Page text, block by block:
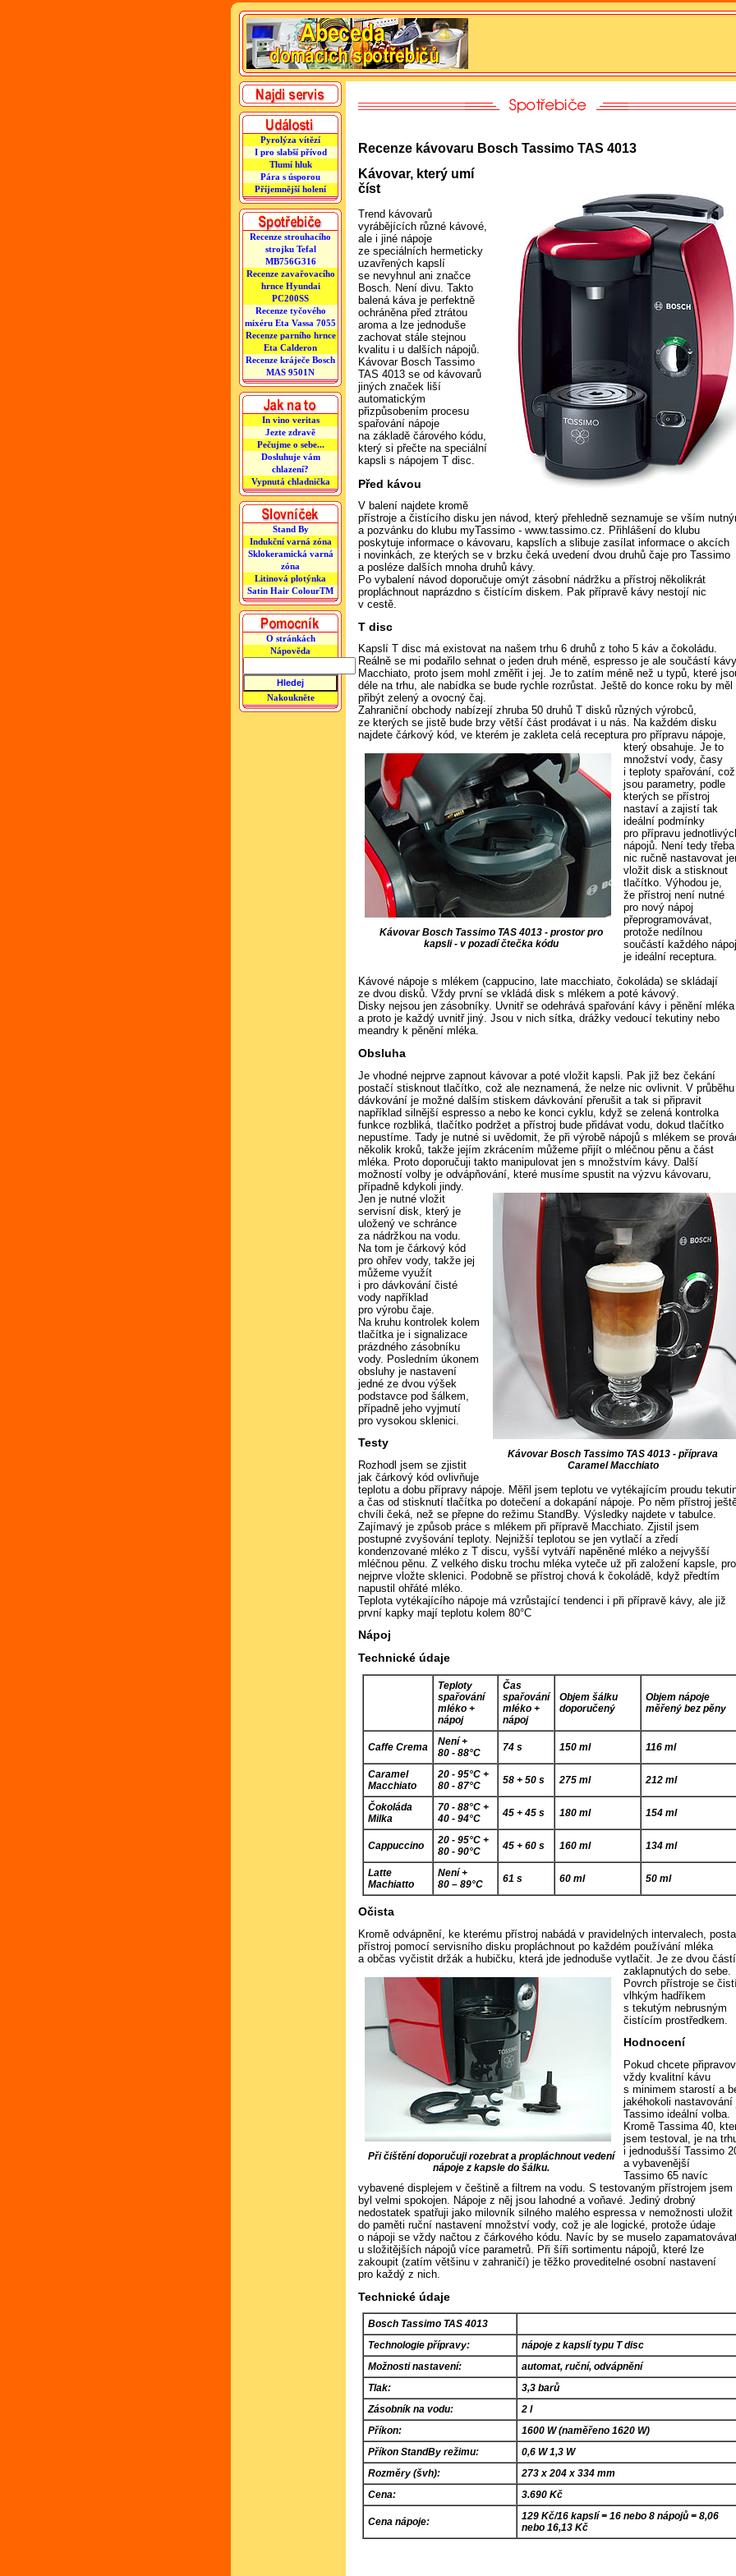
Pyrolýza vítězí
I pro slabší přívod
Tlumí hluk
Pára s úsporou
Příjemnější holení
Recenze strouhacího
strojku Tefal
MB756G316
Recenze zavařovacího
hrnce Hyundai
PC200SS
Recenze tyčového
mixéru Eta Vassa 7055
Recenze parního hrnce
Eta Calderon
Recenze kráječe Bosch
MAS 9501N
In vino veritas
Jezte zdravě
Pečujme o sebe...
Dosluhuje vám
chlazení?
Vypnutá chladnička
Stand By
Indukční varná zóna
Sklokeramická varná
zóna
Litinová plotýnka
Satin Hair ColourTM
O stránkách
Nápověda
Nakoukněte
Recenze kávovaru Bosch Tassimo TAS 4013
Kávovar, který umí
číst
Trend kávovarů
vyrábějících různé kávové,
ale i jiné nápoje
ze speciálních hermeticky
uzavřených kapslí
se nevyhnul ani značce
Bosch. Není divu. Takto
balená káva je perfektně
ochráněna před ztrátou
aroma a lze jednoduše
zachovat stále stejnou
kvalitu i u dalších nápojů.
Kávovar Bosch Tassimo
TAS 4013 se od kávovarů
jiných značek liší
automatickým
přizpůsobením procesu
spařování nápoje
na základě čárového kódu,
který si přečte na speciální
kapsli s nápojem T disc.
Před kávou
V balení najdete kromě
přístroje a čistícího disku jen návod, který přehledně seznamuje se vším
a pozvánku do klubu myTassimo - www.tassimo.cz. Přihlášení do klubu
poskytuje informace o kávovaru, kapslích a slibuje zasílat informace o akcích
i novinkách, ze kterých se v brzku čeká uvedení dvou druhů čaje pro Tassimo
a posléze dalších mnoha druhů kávy.
Po vybalení návod doporučuje omýt zásobní nádržku a přístroj několikrát
propláchnout naprázdno s čistícím diskem. Pak přípravě kávy nestojí nic
v cestě.
T disc
Kapslí T disc má existovat na našem trhu 6 druhů z toho 5 káv a čokoládu.
Reálně se mi podařilo sehnat o jeden druh méně, espresso je ale součástí
Macchiato, proto jsem mohl změřit i jej. Je to zatím méně než u typů, které
déle na trhu, ale nabídka se bude rychle rozrůstat. Ještě do konce roku by měl
přibýt zelený a ovocný čaj.
Zahraniční obchody nabízejí zhruba 50 druhů T disků různých výrobců,
ze kterých se jistě bude brzy větší část prodávat i u nás. Na každém disku
najdete čárkový kód, ve kterém je zakleta celá receptura pro přípravu nápoje,
který obsahuje.
Kávovar Bosch Tassimo TAS 4013 - prostor pro
kapsli - v pozadí čtečka kódu
Je to
množství vody, časy
i teploty spařování, což
jsou parametry, podle
kterých se přístroj
nastaví a zajistí tak
ideální podmínky
pro přípravu
nápojů. Není tedy třeba
nic ručně nastavovat
vložit disk a stisknout
tlačítko. Výhodou je,
že přístroj není nutné
pro nový nápoj
přeprogramovávat,
protože nedílnou
součástí každého
je ideální receptura.
Kávové nápoje s mlékem (cappucino, late macchiato, čokoláda) se skládají
ze dvou disků. Vždy první se vkládá disk s mlékem a poté kávový.
Disky nejsou jen zásobníky. Uvnitř se odehrává spařování kávy i pěnění mléka
a proto je každý uvnitř jiný. Jsou v nich sítka, drážky vedoucí tekutiny nebo
meandry k pěnění mléka.
Obsluha
Je vhodné nejprve zapnout kávovar a poté vložit kapsli. Pak již bez čekání
postačí stisknout tlačítko, což ale neznamená, že nelze nic ovlivnit. V průběhu
dávkování je možné dalším stiskem dávkování přerušit a tak si připravit
například silnější espresso a nebo ke konci cyklu, když se zelená kontrolka
funkce rozbliká, tlačítko podržet a přístroj bude přidávat vodu, dokud tlačítko
nepustíme. Tady je nutné si uvědomit, že při výrobě nápojů s mlékem se
několik kroků, takže jejím zkrácením můžeme přijít o mléčnou pěnu a část
mléka. Proto doporučuji takto manipulovat jen s množstvím kávy. Další
možností volby je odvápňování, které musíme spustit na výzvu kávovaru,
případně kdykoli jindy.
Kávovar Bosch Tassimo TAS 4013 - příprava
Caramel Macchiato
Jen je nutné vložit
servisní disk, který je
uložený ve schránce
za nádržkou na vodu.
Na tom je čárkový kód
pro ohřev vody, takže jej
můžeme využít
i pro dávkování čisté
vody například
pro výrobu čaje.
Na kruhu kontrolek kolem
tlačítka je i signalizace
prázdného zásobníku
vody. Posledním úkonem
obsluhy je nastavení
jedné ze dvou výšek
podstavce pod šálkem,
případně jeho vyjmutí
pro vysokou sklenici.
Testy
Rozhodl jsem se zjistit
jak čárkový kód ovlivňuje
teplotu a dobu přípravy nápoje. Měřil jsem teplotu ve vytékajícím proudu
a čas od stisknutí tlačítka po dotečení a dokapání nápoje. Po něm přístroj
chvíli čeká, než se přepne do režimu StandBy. Výsledky najdete v tabulce.
Zajímavý je způsob práce s mlékem při přípravě Macchiato. Zjistil jsem
postupné zvyšování teploty. Nejnižší teplotou se jen vytlačí a zředí
kondenzované mléko z T discu, vyšší vytváří napěněné mléko a nejvyšší
mléčnou pěnu. Z velkého disku trochu mléka vyteče už při založení kapsle,
nejprve vložte sklenici. Podobně se přístroj chová k čokoládě, když předtím
napustil ohřáté mléko.
Teplota vytékajícího nápoje má vzrůstající tendenci i při přípravě kávy, ale již
první kapky mají teplotu kolem 80°C
Nápoj
Technické údaje
Teploty
spařování
mléko +
nápoj
Čas
spařování
mléko +
nápoj
Objem šálku
doporučený
Objem nápoje
měřený bez pěny
Caffe Crema
Není +
80 - 88°C
74 s 150 ml 116 ml
Caramel
Macchiato
20 - 95°C +
80 - 87°C
58 + 50 s 275 ml 212 ml
Čokoláda
Milka
70 - 88°C +
40 - 94°C
45 + 45 s 180 ml 154 ml
Cappuccino
20 - 95°C +
80 - 90°C
45 + 60 s 160 ml 134 ml
Latte
Machiatto
Není +
80 – 89°C
61 s 60 ml 50 ml
Očista
Kromě odvápnění, ke kterému přístroj nabádá v pravidelných intervalech,
přístroj pomocí servisního disku propláchnout po každém používání mléka
a občas vyčistit držák a hubičku, která jde jednoduše vytlačit.
Při čištění doporučuji rozebrat a propláchnout vedení
nápoje z kapsle do šálku.
Je ze dvou částí
zaklapnutých do sebe.
Povrch přístroje se
vlhkým hadříkem
s tekutým nebrusným
čistícím prostředkem.
Hodnocení
Pokud chcete
vždy kvalitní kávu
s minimem starostí a
jakéhokoli nastavování
Tassimo ideální volba.
Kromě Tassima 40,
jsem testoval, je na
i jednodušší Tassimo
a vybavenější
Tassimo 65 navíc
vybavené displejem v češtině a filtrem na vodu. S testovaným přístrojem jsem
byl velmi spokojen. Nápoje z něj jsou lahodné a voňavé. Jediný drobný
nedostatek spatřuji jako milovník silného malého espressa v nemožnosti uložit
do paměti ruční nastavení množství vody, což je ale logické, protože údaje
o nápoji se vždy načtou z čárkového kódu. Navíc by se muselo
u složitějších nápojů více parametrů. Při šíři sortimentu nápojů, které lze
zakoupit (zatím většinu v zahraničí) je těžko proveditelné osobní nastavení
pro každý z nich.
Technické údaje
Bosch Tassimo TAS 4013
Technologie přípravy:
nápoje z kapslí typu T disc
Možnosti nastavení:
automat, ruční, odvápnění
Tlak:
3,3 barů
Zásobník na vodu:
2 l
Příkon:
1600 W (naměřeno 1620 W)
Příkon StandBy režimu:
0,6 W 1,3 W
Rozměry (švh):
273 x 204 x 334 mm
Cena:
3.690 Kč
Cena nápoje:
129 Kč/16 kapslí = 16 nebo 8 nápojů = 8,06
nebo 16,13 Kč